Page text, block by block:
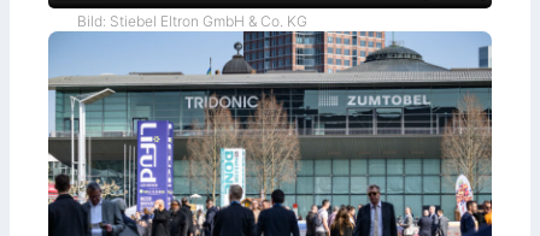
Bild: Stiebel Eltron GmbH & Co. KG